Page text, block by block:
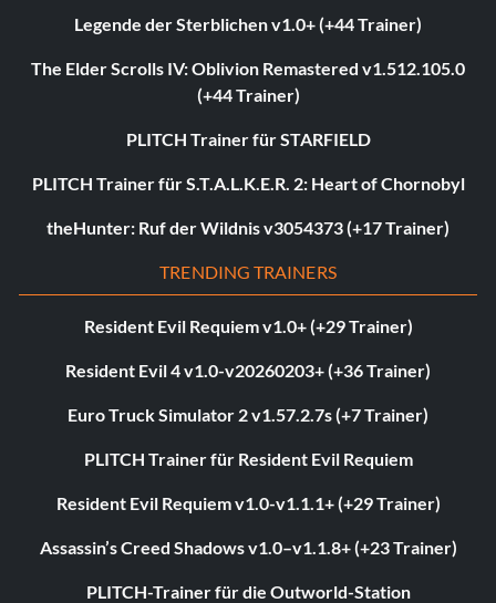
Legende der Sterblichen v1.0+ (+44 Trainer)
The Elder Scrolls IV: Oblivion Remastered v1.512.105.0
(+44 Trainer)
PLITCH Trainer für STARFIELD
PLITCH Trainer für S.T.A.L.K.E.R. 2: Heart of Chornobyl
theHunter: Ruf der Wildnis v3054373 (+17 Trainer)
TRENDING TRAINERS
Resident Evil Requiem v1.0+ (+29 Trainer)
Resident Evil 4 v1.0-v20260203+ (+36 Trainer)
Euro Truck Simulator 2 v1.57.2.7s (+7 Trainer)
PLITCH Trainer für Resident Evil Requiem
Resident Evil Requiem v1.0-v1.1.1+ (+29 Trainer)
Assassin’s Creed Shadows v1.0–v1.1.8+ (+23 Trainer)
PLITCH-Trainer für die Outworld-Station